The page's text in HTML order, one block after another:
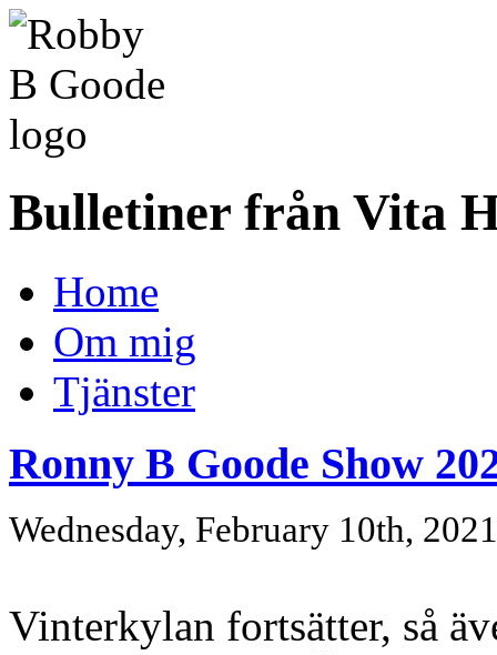
Bulletiner från Vita
Home
Om mig
Tjänster
Ronny B Goode Show
Wednesday, February 10th, 2021
Vinterkylan fortsätter, så